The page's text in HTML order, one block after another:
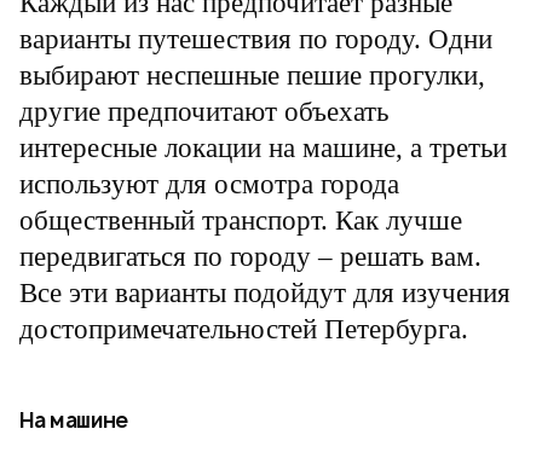
варианты путешествия по городу. Одни
выбирают неспешные пешие прогулки,
другие предпочитают объехать
интересные локации на машине, а третьи
используют для осмотра города
общественный транспорт. Как лучше
передвигаться по городу – решать вам.
Все эти варианты подойдут для изучения
достопримечательностей Петербурга.
На машине